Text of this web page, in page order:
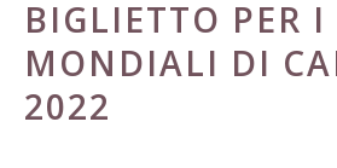
BIGLIETTO PER I
MONDIALI DI
2022